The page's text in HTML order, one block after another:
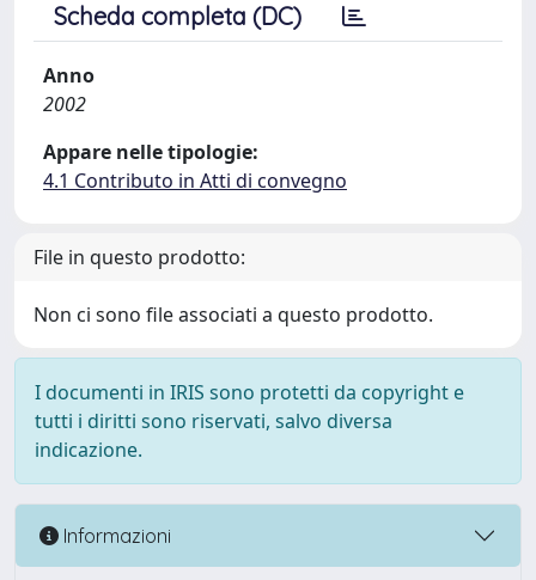
Scheda completa (DC)
Anno
2002
Appare nelle tipologie:
4.1 Contributo in Atti di convegno
File in questo prodotto:
Non ci sono file associati a questo prodotto.
I documenti in IRIS sono protetti da copyright e
tutti i diritti sono riservati, salvo diversa
indicazione.
Informazioni